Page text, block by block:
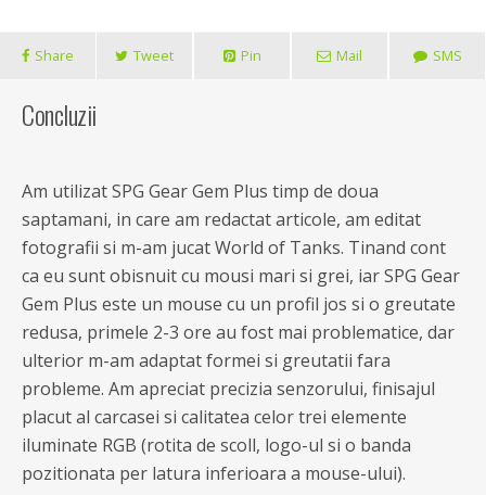
Share Tweet Pin Mail SMS
Concluzii
Am utilizat SPG Gear Gem Plus timp de doua
saptamani, in care am redactat articole, am editat
fotografii si m-am jucat World of Tanks. Tinand cont
ca eu sunt obisnuit cu mousi mari si grei, iar SPG Gear
Gem Plus este un mouse cu un profil jos si o greutate
redusa, primele 2-3 ore au fost mai problematice, dar
ulterior m-am adaptat formei si greutatii fara
probleme. Am apreciat precizia senzorului, finisajul
placut al carcasei si calitatea celor trei elemente
iluminate RGB (rotita de scoll, logo-ul si o banda
pozitionata per latura inferioara a mouse-ului).